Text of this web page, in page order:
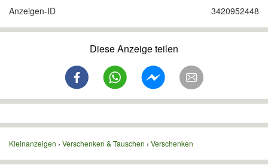
Anzeigen-ID 3420952448
Diese Anzeige teilen
Kleinanzeigen Verschenken & Tauschen Verschenken